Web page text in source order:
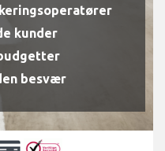
kunder
besvær